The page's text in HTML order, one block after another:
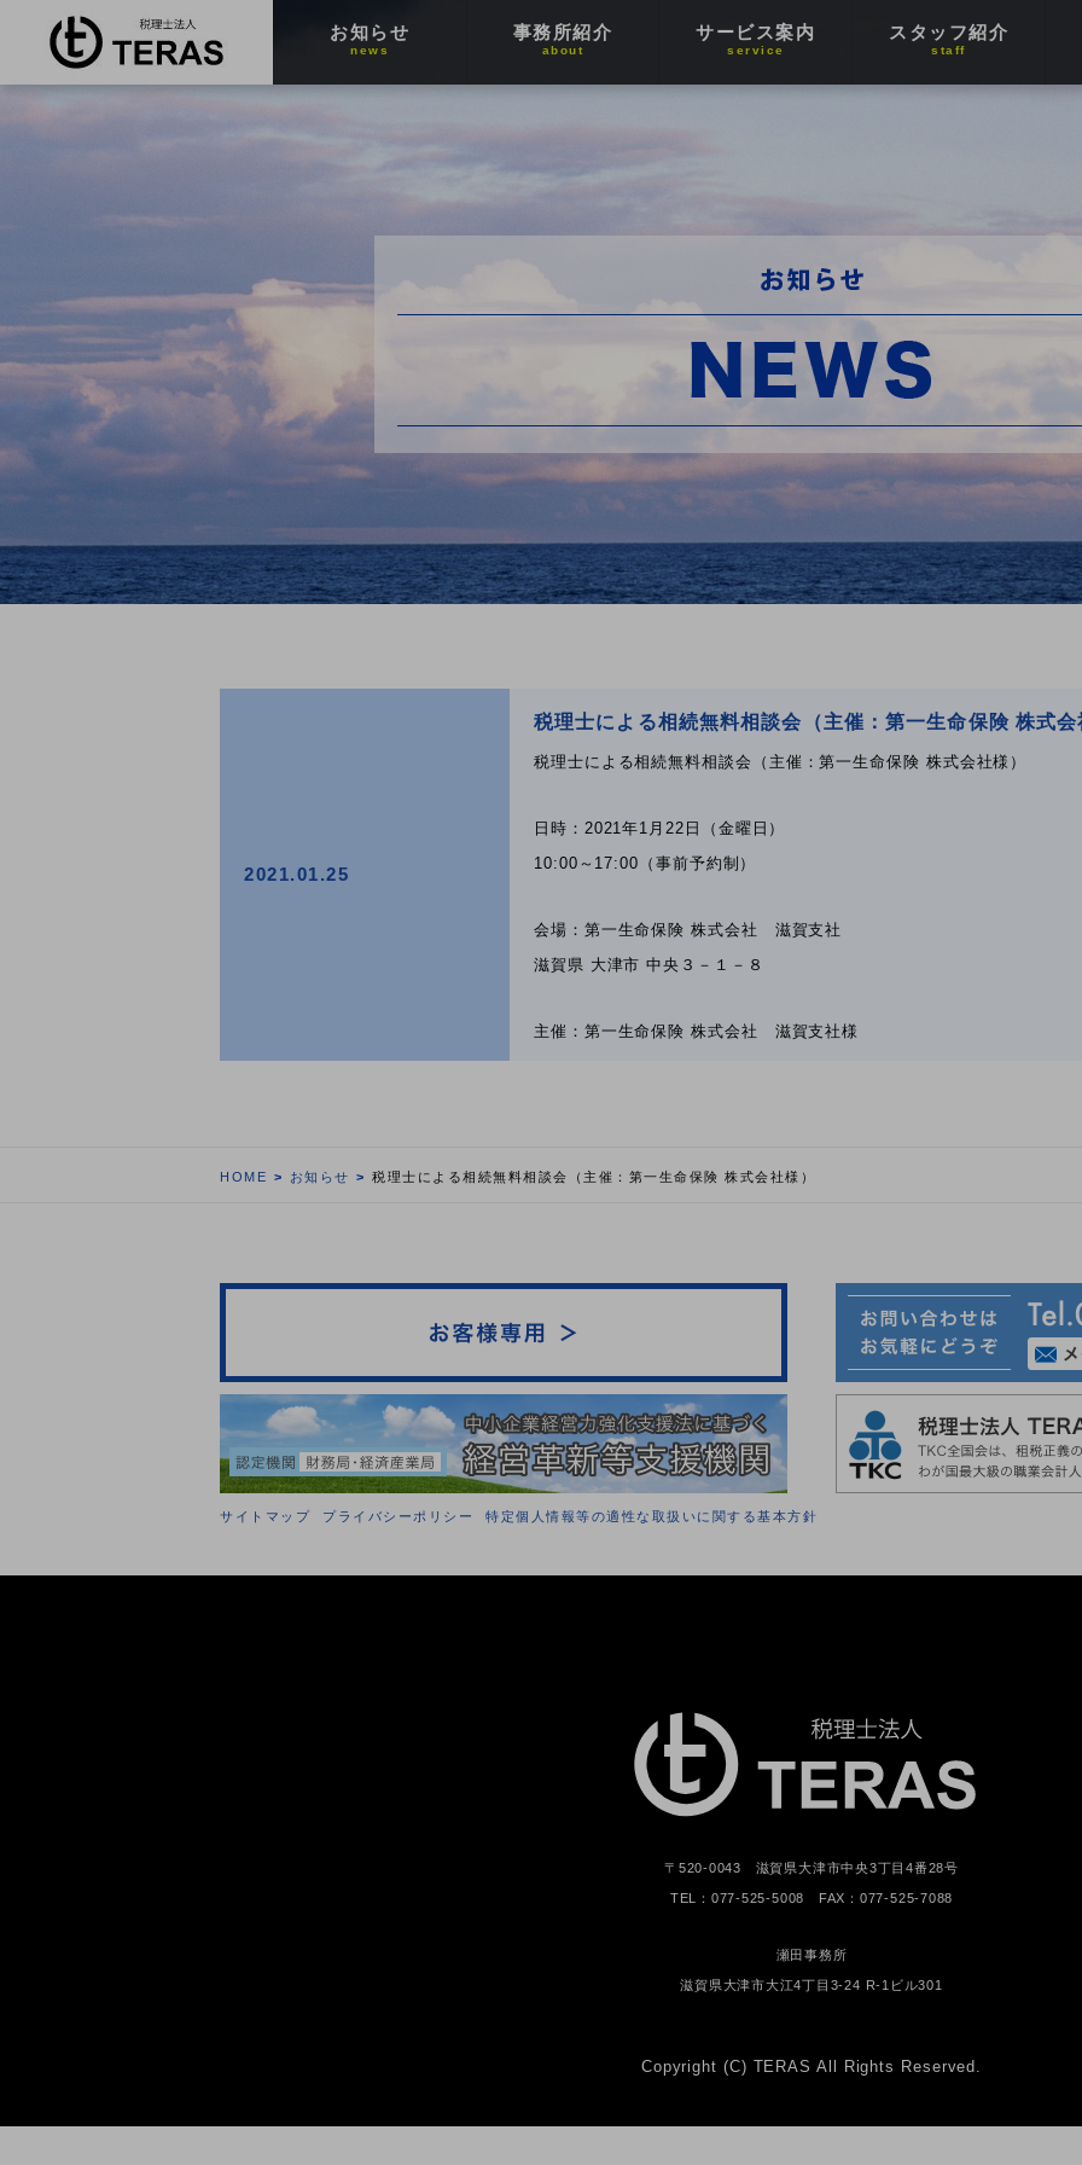
お知らせ
news
事務所紹介
about
サービス案内
service
スタッフ紹介
staff
2021.01.25
税理士による相続無料相談会（主催：第一生命保険 株式会
税理士による相続無料相談会（主催：第一生命保険 株式会社様）
日時：2021年1月22日（金曜日）
10:00～17:00（事前予約制）
会場：第一生命保険 株式会社 滋賀支社
滋賀県 大津市 中央３－１－８
主催：第一生命保険 株式会社 滋賀支社様
HOME お知らせ 税理士による相続無料相談会（主催：第一生命保険 株式会社様）
サイトマップ プライバシーポリシー 特定個人情報等の適性な取扱いに関する基本方針
〒520-0043 滋賀県大津市中央3丁目4番28号
TEL：077-525-5008 FAX：077-525-7088
瀬田事務所
滋賀県大津市大江4丁目3-24 R-1ビル301
Copyright (C) TERAS All Rights Reserved.